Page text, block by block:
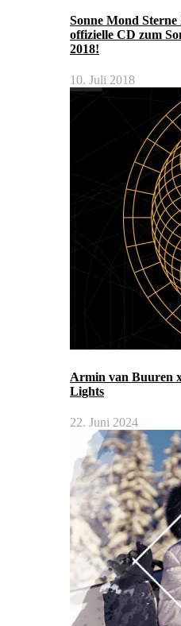
Sonne Mond
offizielle CD zum
2018!
10. Juli 2018
Armin van Buuren
Lights
22. Juni 2024